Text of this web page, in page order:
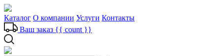
Каталог О компании Услуги Контакты
Ваш заказ {{ count }}